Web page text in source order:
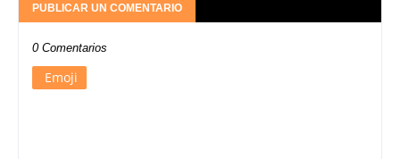
PUBLICAR UN COMENTARIO
0 Comentarios
Emoji